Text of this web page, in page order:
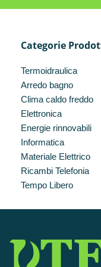
Categorie
Termoidraulica
Arredo bagno
Clima caldo freddo
Elettronica
Energie rinnovabili
Informatica
Materiale Elettrico
Ricambi Telefonia
Tempo Libero